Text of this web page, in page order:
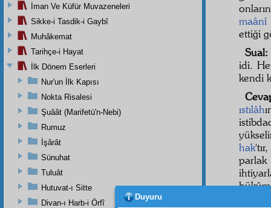
maânî
ettiği
Sual:
idi.
kendi
ıstılâh
hak
İman Ve Küfür Muvazeneleri
Sikke-i Tasdik-i Gaybî
Muhâkemat
Tarihçe-i Hayat
İlk Dönem Eserleri
Nur'un İlk Kapısı
Nokta Risalesi
Şuâât (Marifetü'n-Nebi)
Rumuz
İşârât
Sünuhat
Tuluât
Hutuvat-ı Sitte
Divan-ı Harb-i Örfî
Duyuru